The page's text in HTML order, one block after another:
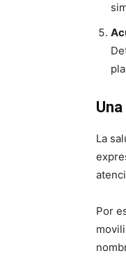
La
Por